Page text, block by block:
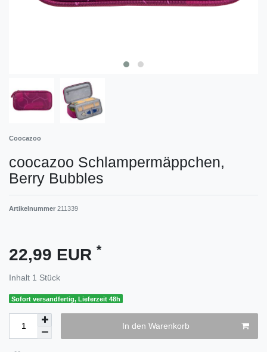
Coocazoo
coocazoo Schlampermäppchen,
Berry Bubbles
Artikelnummer 211339
22,99 EUR *
Inhalt 1 Stück
Sofort versandfertig, Lieferzeit 48h
In den Warenkorb